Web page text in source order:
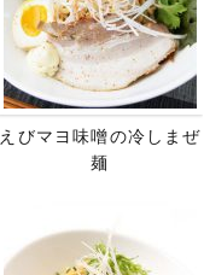
えびマヨ味噌の冷しまぜ
麺